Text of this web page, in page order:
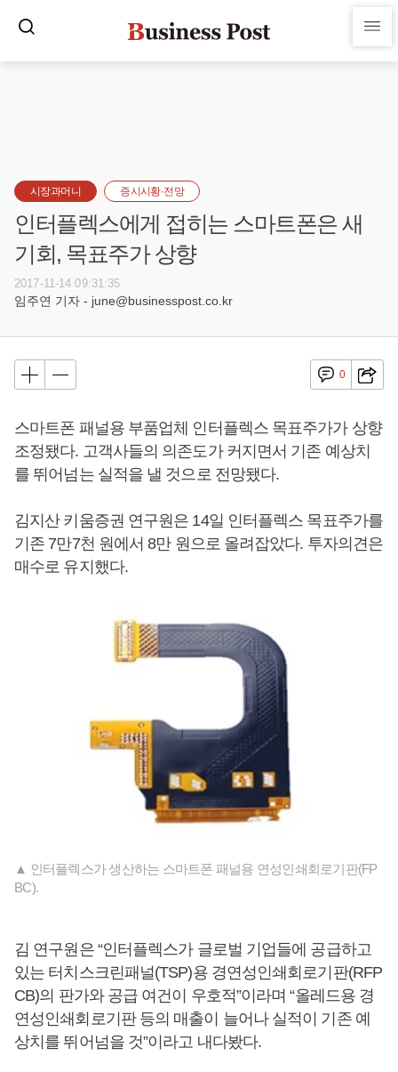
시장과머니 증시시황·전망
인터플렉스에게 접히는 스마트폰은 새
기회, 목표주가 상향
2017-11-14 09:31:35
임주연 기자 - june@businesspost.co.kr
0
스마트폰 패널용 부품업체 인터플렉스 목표주가가 상향
조정됐다. 고객사들의 의존도가 커지면서 기존 예상치
를 뛰어넘는 실적을 낼 것으로 전망됐다.
김지산 키움증권 연구원은 14일 인터플렉스 목표주가를
기존 7만7천 원에서 8만 원으로 올려잡았다. 투자의견은
매수로 유지했다.
▲ 인터플렉스가 생산하는 스마트폰 패널용 연성인쇄회로기판(FP
BC).
김 연구원은 “인터플렉스가 글로벌 기업들에 공급하고
있는 터치스크린패널(TSP)용 경연성인쇄회로기판(RFP
CB)의 판가와 공급 여건이 우호적”이라며 “올레드용 경
연성인쇄회로기판 등의 매출이 늘어나 실적이 기존 예
상치를 뛰어넘을 것”이라고 내다봤다.